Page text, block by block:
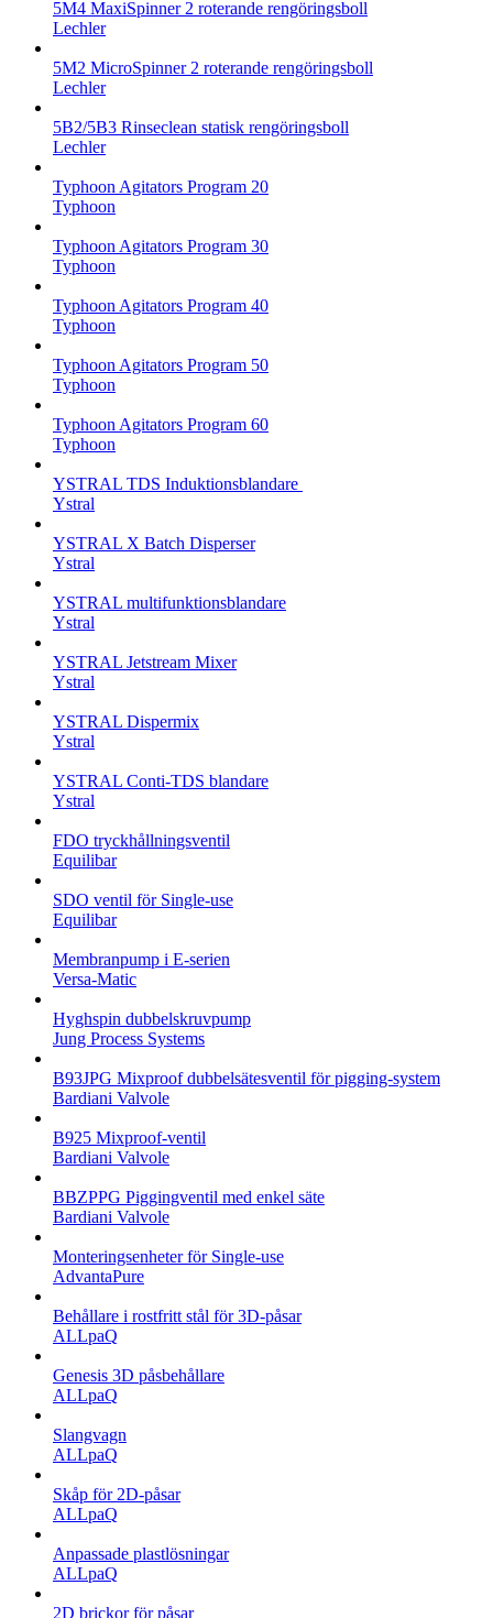
5M4 MaxiSpinner 2 roterande rengöringsboll
Lechler
5M2 MicroSpinner 2 roterande rengöringsboll
Lechler
5B2/5B3 Rinseclean statisk rengöringsboll
Lechler
Typhoon Agitators Program 20
Typhoon
Typhoon Agitators Program 30
Typhoon
Typhoon Agitators Program 40
Typhoon
Typhoon Agitators Program 50
Typhoon
Typhoon Agitators Program 60
Typhoon
YSTRAL TDS Induktionsblandare ‍
Ystral
YSTRAL X Batch Disperser
Ystral
YSTRAL multifunktionsblandare‍
Ystral
YSTRAL Jetstream Mixer
Ystral
YSTRAL Dispermix
Ystral
YSTRAL Conti-TDS blandare
Ystral
FDO tryckhållningsventil
Equilibar
SDO ventil för Single-use
Equilibar
Membranpump i E-serien
Versa-Matic
Hyghspin dubbelskruvpump
Jung Process Systems
B93JPG Mixproof dubbelsätesventil för pigging-system
Bardiani Valvole
B925 Mixproof-ventil
Bardiani Valvole
BBZPPG Piggingventil med enkel säte
Bardiani Valvole
Monteringsenheter för Single-use
AdvantaPure
Behållare i rostfritt stål för 3D-påsar
ALLpaQ
Genesis 3D påsbehållare
ALLpaQ
Slangvagn
ALLpaQ
Skåp för 2D-påsar
ALLpaQ
Anpassade plastlösningar
ALLpaQ
2D brickor för påsar